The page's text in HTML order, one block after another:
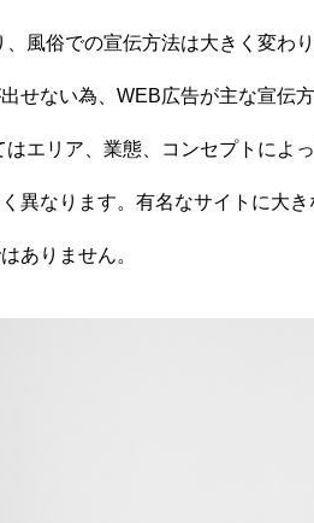
風俗での宣伝方法は大きく変わ
せない為、WEB広告が主な宣伝
エリア、業態、コンセプトによ
異なります。有名なサイトに大き
ありません。